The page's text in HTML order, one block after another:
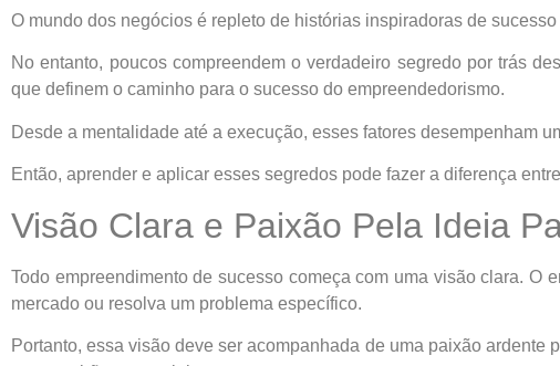
O mundo dos negócios é repleto de histórias inspiradoras de
No entanto, poucos compreendem o verdadeiro segredo por trás
que definem o caminho para o sucesso do empreendedorismo.
Desde a mentalidade até a execução, esses fatores desempenham
Então, aprender e aplicar esses segredos pode fazer a diferença
Visão Clara e Paixão Pela Ideia
Todo empreendimento de sucesso começa com uma visão clara.
mercado ou resolva um problema específico.
Portanto, essa visão deve ser acompanhada de uma paixão